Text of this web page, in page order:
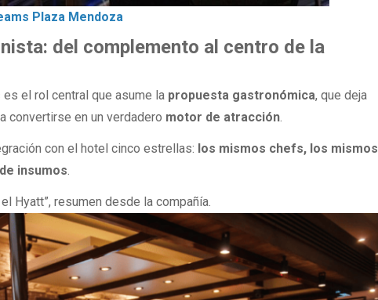
Plaza Mendoza
del complemento al centro de la
el rol central que asume la propuesta gastronómica, que deja
convertirse en un verdadero motor de atracción.
con el hotel cinco estrellas: los mismos chefs, los mismos
insumos.
Hyatt”, resumen desde la compañía.